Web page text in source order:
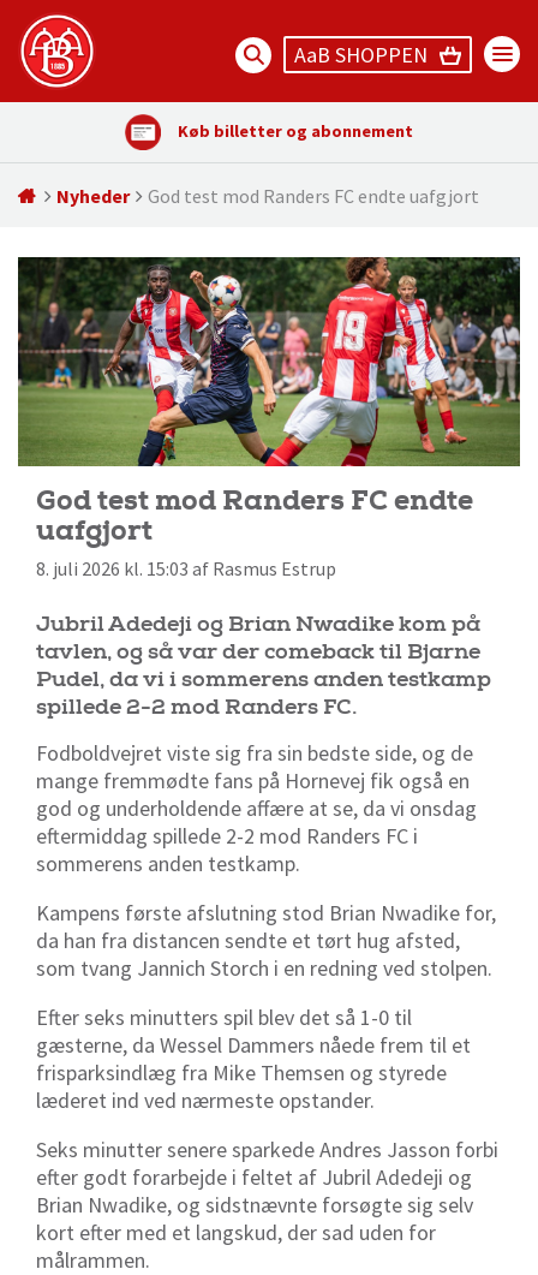
AaB SHOPPEN
Køb billetter og abonnement
Nyheder God test mod Randers FC endte uafgjort
God test mod Randers FC endte
uafgjort
8. juli 2026 kl. 15:03 af Rasmus Estrup
Jubril Adedeji og Brian Nwadike kom på
tavlen, og så var der comeback til Bjarne
Pudel, da vi i sommerens anden testkamp
spillede 2-2 mod Randers FC.
Fodboldvejret viste sig fra sin bedste side, og de
mange fremmødte fans på Hornevej fik også en
god og underholdende affære at se, da vi onsdag
eftermiddag spillede 2-2 mod Randers FC i
sommerens anden testkamp.
Kampens første afslutning stod Brian Nwadike for,
da han fra distancen sendte et tørt hug afsted,
som tvang Jannich Storch i en redning ved stolpen.
Efter seks minutters spil blev det så 1-0 til
gæsterne, da Wessel Dammers nåede frem til et
frisparksindlæg fra Mike Themsen og styrede
læderet ind ved nærmeste opstander.
Seks minutter senere sparkede Andres Jasson forbi
efter godt forarbejde i feltet af Jubril Adedeji og
Brian Nwadike, og sidstnævnte forsøgte sig selv
kort efter med et langskud, der sad uden for
målrammen.